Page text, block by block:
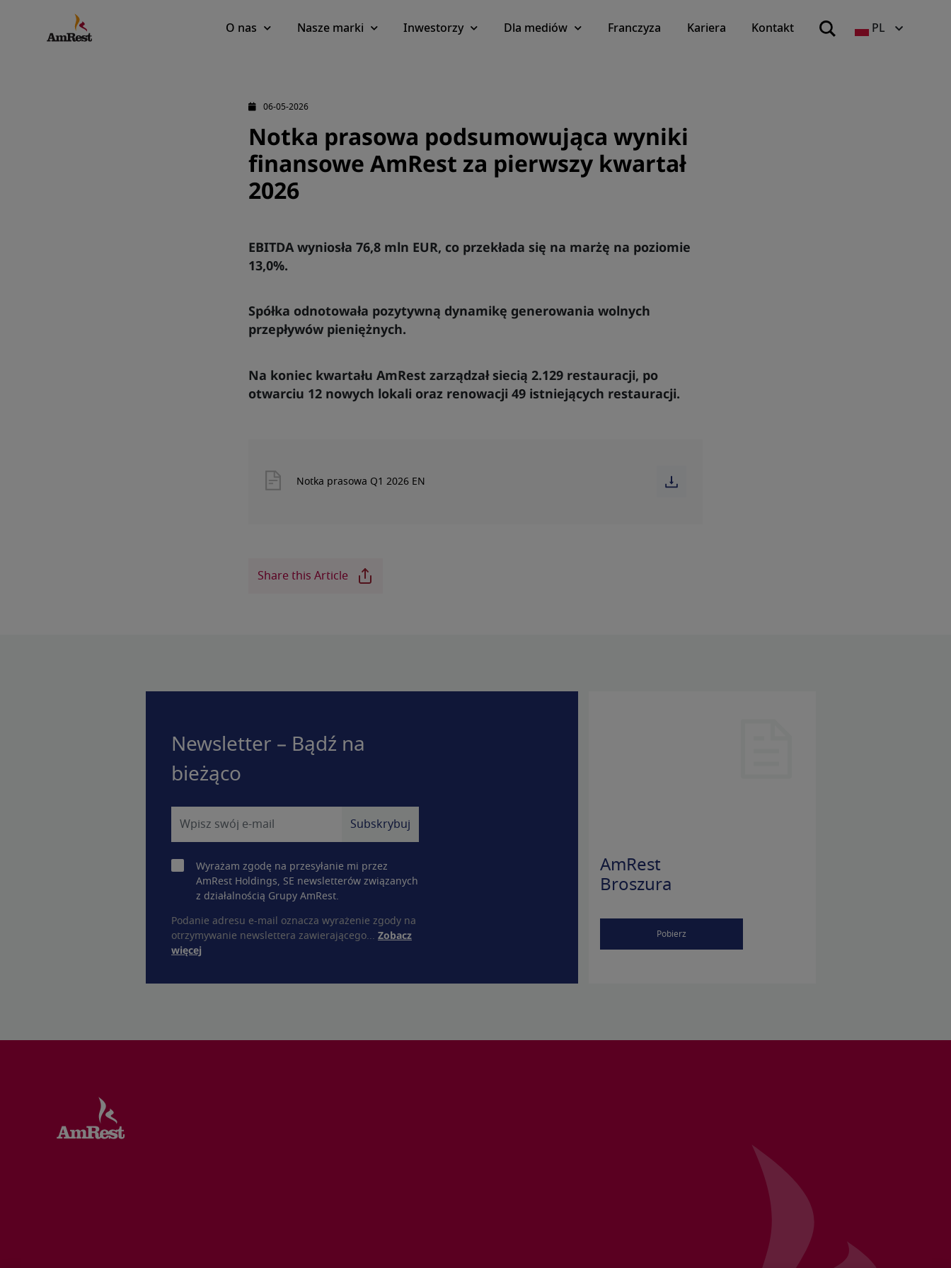
Main
O nas Nasze marki Inwestorzy Dla mediów Franczyza Kariera Kontakt PL
06-05-2026
Notka prasowa podsumowująca wyniki
finansowe AmRest za pierwszy kwartał
2026
EBITDA wyniosła 76,8 mln EUR, co przekłada się na marżę na poziomie
13,0%.
Spółka odnotowała pozytywną dynamikę generowania wolnych
przepływów pieniężnych.
Na koniec kwartału AmRest zarządzał siecią 2.129 restauracji, po
otwarciu 12 nowych lokali oraz renowacji 49 istniejących restauracji.
Notka prasowa Q1 2026 EN
Share this Article
Newsletter – Bądź na
bieżąco
Wyrażam zgodę na przesyłanie mi przez
AmRest Holdings, SE newsletterów związanych
z działalnością Grupy AmRest.
Podanie adresu e-mail oznacza wyrażenie zgody na
otrzymywanie newslettera zawierającego... Zobacz
więcej
AmRest
Broszura
Pobierz